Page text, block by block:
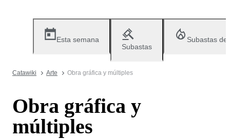
Esta semana
Subastas
Subastas
Catawiki Arte Obra gráfica y múltiples
Obra gráfica y
múltiples